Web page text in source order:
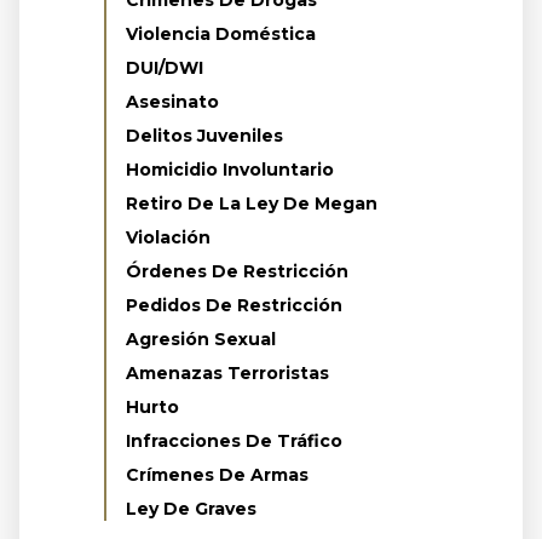
Violencia Doméstica
DUI/DWI
Asesinato
Delitos Juveniles
Homicidio Involuntario
Retiro De La Ley De Megan
Violación
Órdenes De Restricción
Pedidos De Restricción
Agresión Sexual
Amenazas Terroristas
Hurto
Infracciones De Tráfico
Crímenes De Armas
Ley De Graves